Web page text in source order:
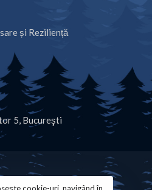
și Reziliență
5, Bucureşti